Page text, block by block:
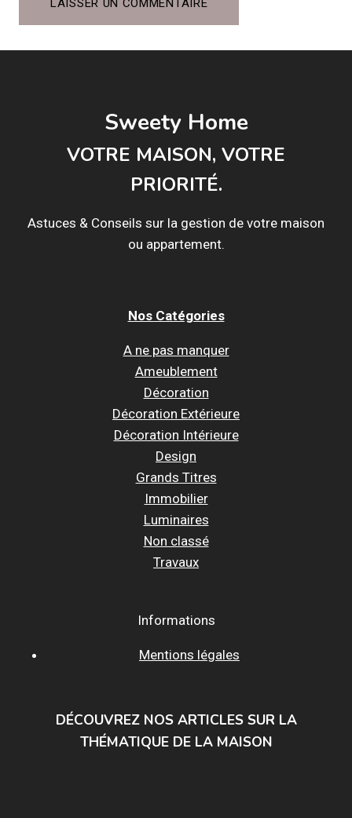
Sweety Home
VOTRE MAISON, VOTRE
PRIORITÉ.
Astuces & Conseils sur la gestion de votre maison
ou appartement.
Nos Catégories
A ne pas manquer
Ameublement
Décoration
Décoration Extérieure
Décoration Intérieure
Design
Grands Titres
Immobilier
Luminaires
Non classé
Travaux
Informations
Mentions légales
DÉCOUVREZ NOS ARTICLES SUR LA
THÉMATIQUE DE LA MAISON